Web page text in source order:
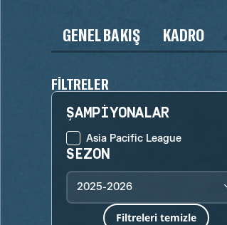
GENEL BAKIŞ KADRO
FILTRELER
ŞAMPIYONALAR
Asia Pacific League
SEZON
2025-2026
Filtreleri temizle